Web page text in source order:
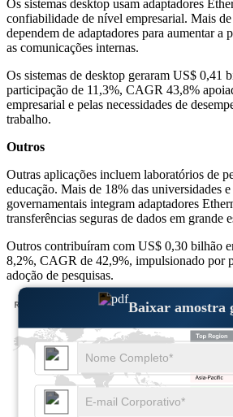
Baixar amostra
Os sistemas desktop usam adaptadores
confiabilidade de nível empresarial. Mais de
dependem de adaptadores para aumentar a
as comunicações internas.
Os sistemas de desktop geraram US$ 0,41
participação de 11,3%, CAGR 43,8%
empresarial e pelas necessidades de
trabalho.
Outros
Outras aplicações incluem laboratórios de
educação. Mais de 18% das universidades
governamentais integram adaptadores
transferências seguras de dados em grande
Outros contribuíram com US$ 0,30 bilhão
8,2%, CAGR de 42,9%, impulsionado por
adoção de pesquisas.